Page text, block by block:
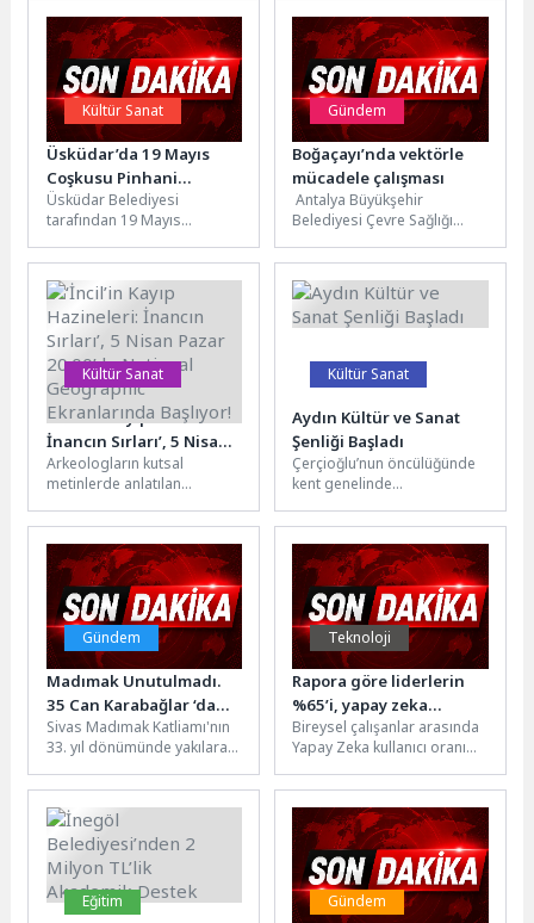
Kültür Sanat
Üsküdar’da 19 Mayıs
Coşkusu Pinhani
Konseriyle Yaşandı
Üsküdar Belediyesi
tarafından 19 Mayıs
Spor Bayramı kapsamında
Bağlarbaşı Kültür Merkezi...
Gündem
Boğaçayı’nda vektörle
mücadele çalışması
Antalya Büyükşehir
Belediyesi Çevre Sağlığı
Boğaçayı ve çevresinde
vektörle mücadele çalışması
gerçekleştirdi....
Kültür Sanat
‘İncil’in Kayıp Hazineleri:
İnancın Sırları’, 5 Nisan
Pazar 20.00’de National
Geographic
Ekranlarında Başlıyor!
Arkeologların kutsal
metinlerde anlatılan
kayıp hazineleri araştırdığı
heyecan dolu bir keşif
yolculuğunu...
Kültür Sanat
Aydın Kültür ve Sanat
Şenliği Başladı
Çerçioğlu’nun öncülüğünde
kent genelinde
sanat etkinlikleri hız
kesmeden devam
ediyor.Aydın Büyükşehir
Belediyesi...
Gündem
Madımak Unutulmadı.
35 Can Karabağlar ‘da
Anıldı
Sivas Madımak Katliamı'nın
33. yıl dönümünde yakılarak
Belediyesi'nin ev
sahipliğinde Uzundere...
Teknoloji
Rapora göre liderlerin
%65’i, yapay zeka
ajanlarının üç yıl içinde
işlerinin en az yarısını
gerçekleştirebileceğine
Bireysel çalışanlar arasında
Yapay Zeka kullanıcı oranı
artarak %74'e
ulaştıBireysel...
Eğitim Gündem